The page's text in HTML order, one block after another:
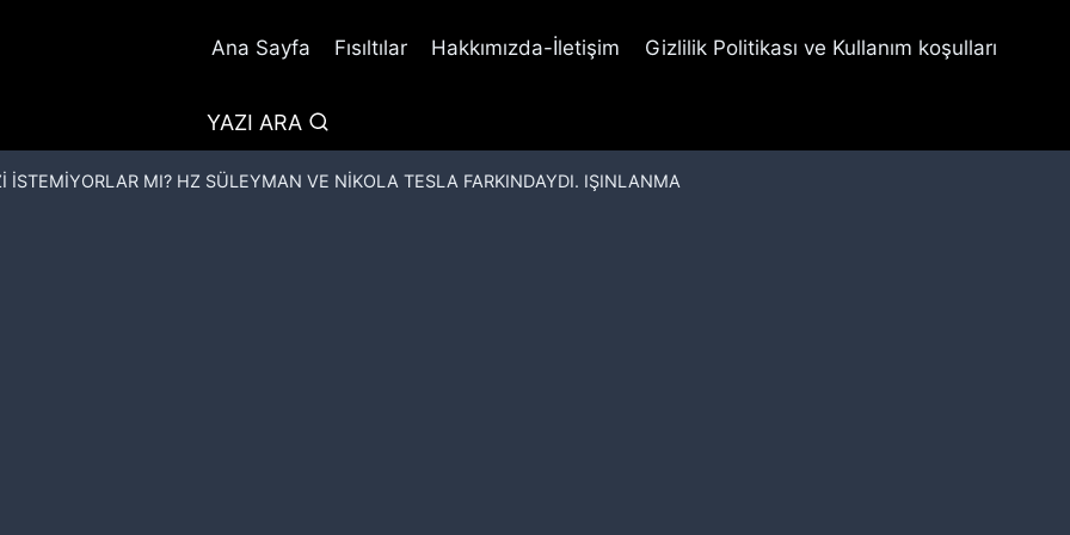
Ana Sayfa Fısıltılar Hakkımızda-İletişim Gizlilik Politikası ve Kullanım koşulları
YAZI ARA
İSTEMİYORLAR MI? HZ SÜLEYMAN VE NİKOLA TESLA FARKINDAYDI. IŞINLANMA